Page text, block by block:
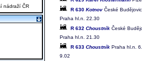
R 630 Kotnov České
Praha hl.n. 22.30
R 632 Choustník České
Praha hl.n. 21.30
R 633 Choustník Praha hl.n.
9.02
nádraží ČR